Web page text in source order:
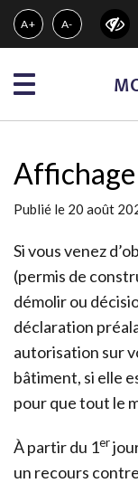
Gestion des traceurs
A+ A-
Menu
Affichage
Publié le 20 août
Si vous venez
(permis de
démolir ou
déclaration
autorisation sur
bâtiment, si elle
pour que tout le
À partir du 1er
un recours